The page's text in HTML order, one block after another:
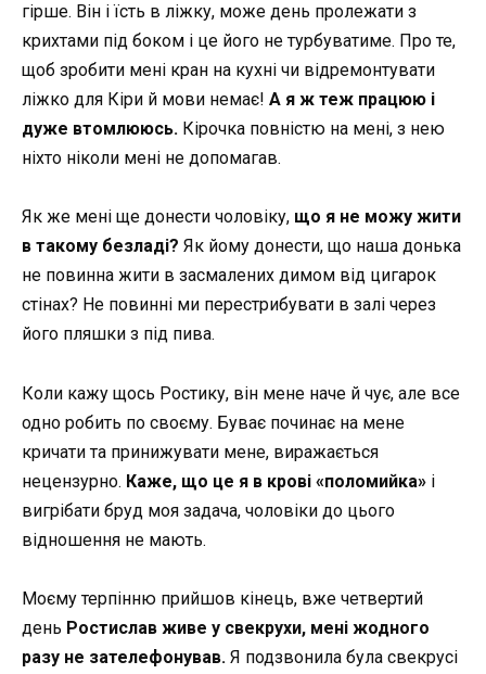
гірше. Він і їсть в ліжку, може день пролежати з
крихтами під боком і це його не турбуватиме. Про те,
щоб зробити мені кран на кухні чи відремонтувати
ліжко для Кіри й мови немає! А я ж теж працюю і
дуже втомлююсь. Кірочка повністю на мені, з нею
ніхто ніколи мені не допомагав.
Як же мені ще донести чоловіку, що я не можу жити
в такому безладі? Як йому донести, що наша донька
не повинна жити в засмалених димом від цигарок
стінах? Не повинні ми перестрибувати в залі через
його пляшки з під пива.
Коли кажу щось Ростику, він мене наче й чує, але все
одно робить по своєму. Буває починає на мене
кричати та принижувати мене, виражається
нецензурно. Каже, що це я в крові «поломийка» і
вигрібати бруд моя задача, чоловіки до цього
відношення не мають.
Моєму терпінню прийшов кінець, вже четвертий
день Ростислав живе у свекрухи, мені жодного
разу не зателефонував. Я подзвонила була свекрусі